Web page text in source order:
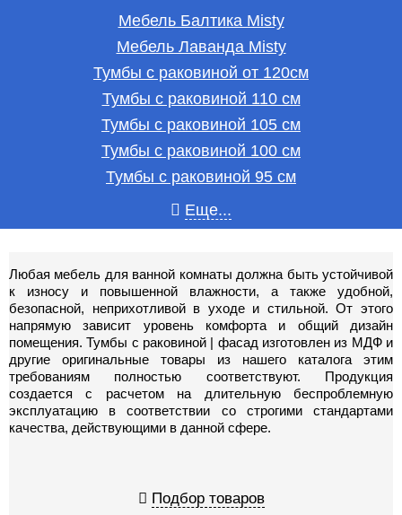
Мебель Балтика Misty
Мебель Лаванда Misty
Тумбы с раковиной от 120см
Тумбы с раковиной 110 см
Тумбы с раковиной 105 см
Тумбы с раковиной 100 см
Тумбы с раковиной 95 см
Еще...
Любая мебель для ванной комнаты должна быть устойчивой
к износу и повышенной влажности, а также удобной,
безопасной, неприхотливой в уходе и стильной. От этого
напрямую зависит уровень комфорта и общий дизайн
помещения. Тумбы с раковиной | фасад изготовлен из МДФ и
другие оригинальные товары из нашего каталога этим
требованиям полностью соответствуют. Продукция
создается с расчетом на длительную беспроблемную
эксплуатацию в соответствии со строгими стандартами
качества, действующими в данной сфере.
Подбор товаров